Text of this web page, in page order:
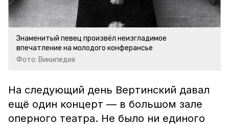
Знаменитый певец произвёл неизгладимое
впечатление на молодого конферансье
Фото: Википедия
На следующий день Вертинский давал
ещё один концерт — в большом зале
оперного театра. Не было ни единого